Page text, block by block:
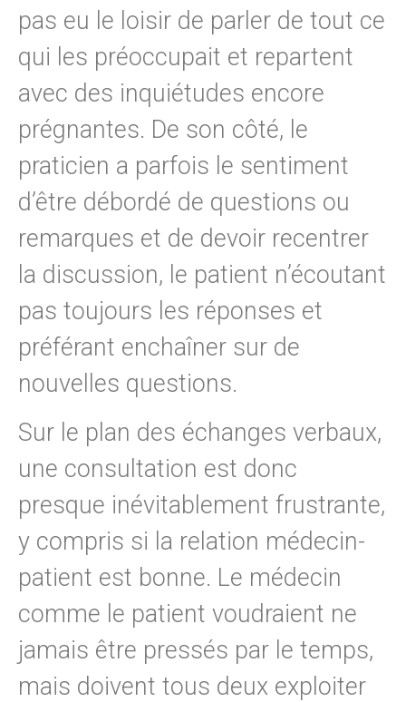
pas eu le loisir de parler de tout ce
qui les préoccupait et repartent
avec des inquiétudes encore
prégnantes. De son côté, le
praticien a parfois le sentiment
d’être débordé de questions ou
remarques et de devoir recentrer
la discussion, le patient n’écoutant
pas toujours les réponses et
préférant enchaîner sur de
nouvelles questions.
Sur le plan des échanges verbaux,
une consultation est donc
presque inévitablement frustrante,
y compris si la relation médecin-
patient est bonne. Le médecin
comme le patient voudraient ne
jamais être pressés par le temps,
mais doivent tous deux exploiter